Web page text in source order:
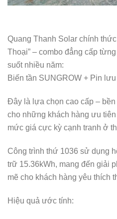
Quang Thanh Solar chính
Thoại” – combo đẳng cấp
suốt nhiều năm:
Biến tần SUNGROW + Pin
Đây là lựa chọn cao cấp –
cho những khách hàng ưu
mức giá cực kỳ cạnh tranh ở
Công trình thứ 1036 sử dụng
trữ 15.36kWh, mang đến giải
mẽ cho khách hàng yêu thích
Hiệu quả ước tính: